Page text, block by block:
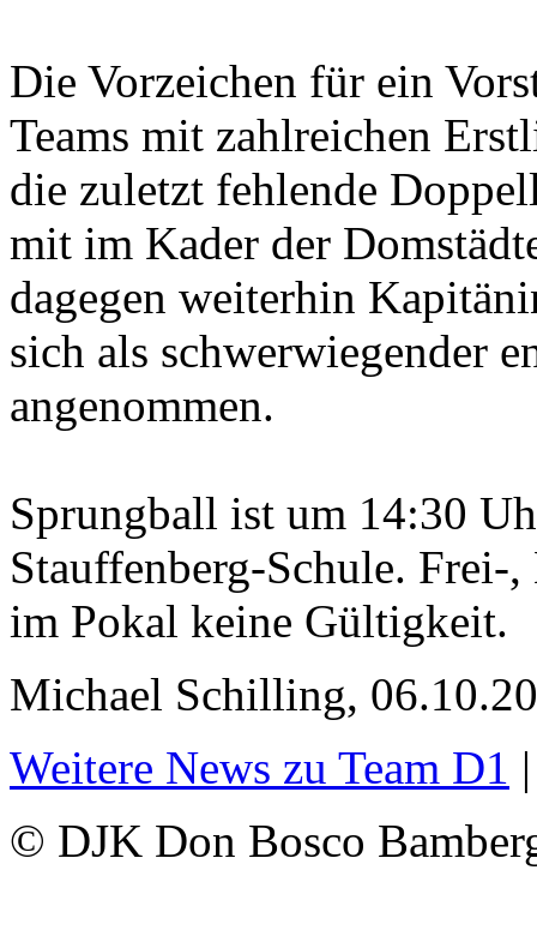
Die Vorzeichen für ein
Teams mit zahlreichen
die zuletzt fehlende
mit im Kader der
dagegen weiterhin
sich als schwerwiegender
angenommen.
Sprungball ist um 14:30
Stauffenberg-Schule. Frei-
im Pokal keine Gültigkeit.
Michael Schilling,
Weitere News zu Team D1
© DJK Don Bosco